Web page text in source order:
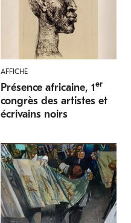
AFFICHE
Présence africaine, 1er
congrès des artistes et
écrivains noirs